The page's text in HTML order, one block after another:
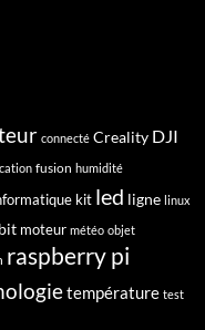
connecté Creality DJI
fusion humidité
kit led ligne linux
moteur météo objet
raspberry pi
température test